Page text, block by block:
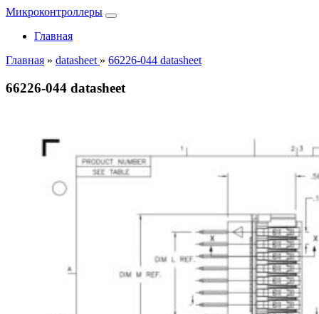
Микроконтроллеры
Главная
Главная » datasheet » 66226-044 datasheet
66226-044 datasheet